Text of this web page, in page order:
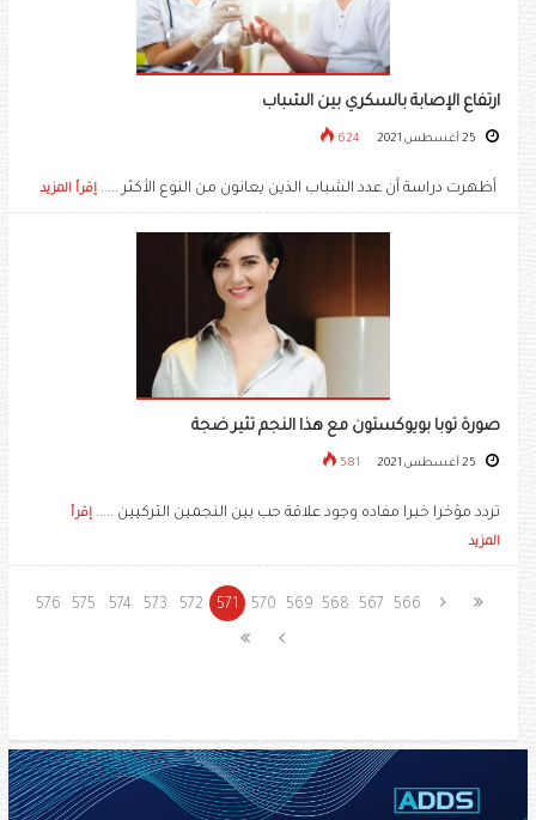
ارتفاع الإصابة بالسكري بين الشباب
624
أظهرت دراسة أن عدد الشباب الذين يعانون من النوع الأكثر ..... إقرأ المزيد
صورة توبا بويوكستون مع هذا النجم تثير ضجة
581
تردد مؤخرا خبرا مفاده وجود علاقة حب بين النجمين التركيين ..... إقرأ
المزيد
566
567
568
569
570
571
572
573
574
575
576